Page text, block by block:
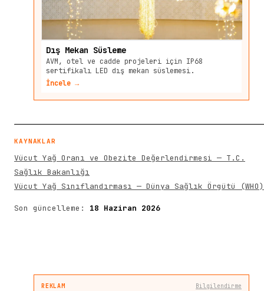
Dış Mekan Süsleme
AVM, otel ve cadde projeleri için IP68
sertifikalı LED dış mekan süslemesi.
İncele →
KAYNAKLAR
Vücut Yağ Oranı ve Obezite Değerlendirmesi — T.C.
Sağlık Bakanlığı
Vücut Yağ Sınıflandırması — Dünya Sağlık Örgütü (WHO)
Son güncelleme: 18 Haziran 2026
REKLAM Bilgilendirme